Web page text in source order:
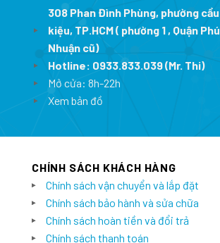
308 Phan Đình Phùng, phường cầu
kiệu, TP.HCM ( phường 1 , Quận Phú
Nhuận cũ)
Hotline: 0933.833.039(Mr. Thi)
Mở cửa: 8h-22h
Xem bản đồ
CHÍNH SÁCH KHÁCH HÀNG
Chính sách vận chuyển và lắp đặt
Chính sách bảo hành và sửa chữa
Chính sách hoàn tiền và đổi trả
Chính sách thanh toán